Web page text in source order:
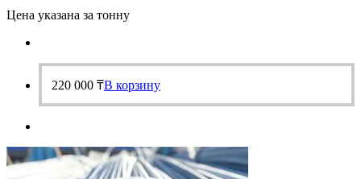
Цена указана за тонну
220 000 ₸В корзину